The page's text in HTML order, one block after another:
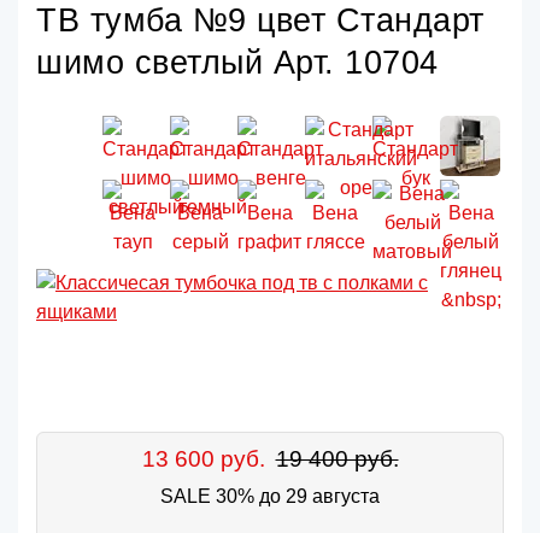
ТВ тумба №9 цвет Стандарт
шимо светлый Арт. 10704
13 600 руб. 19 400 руб.
SALE 30% до 29 августа